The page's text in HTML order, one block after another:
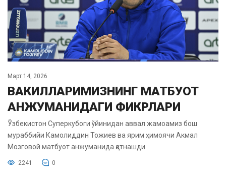
Март 14, 2026
ВАКИЛЛАРИМИЗНИНГ МАТБУОТ
АНЖУМАНИДАГИ ФИКРЛАРИ
Ўзбекистон Суперкубоги ўйинидан аввал жамоамиз бош
мураббийи Камолиддин Тожиев ва ярим ҳимоячи Акмал
Мозговой матбуот анжуманида қатнашди.
2241 0